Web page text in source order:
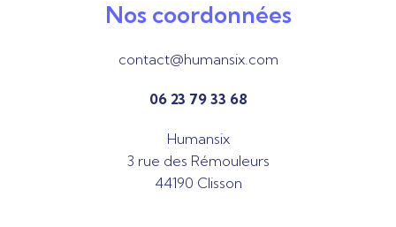
Nos coordonnées
contact@humansix.com
06 23 79 33 68
Humansix
3 rue des Rémouleurs
44190 Clisson